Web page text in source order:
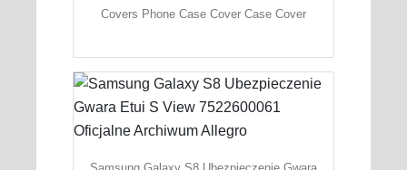
Covers Phone Case Cover Case Cover